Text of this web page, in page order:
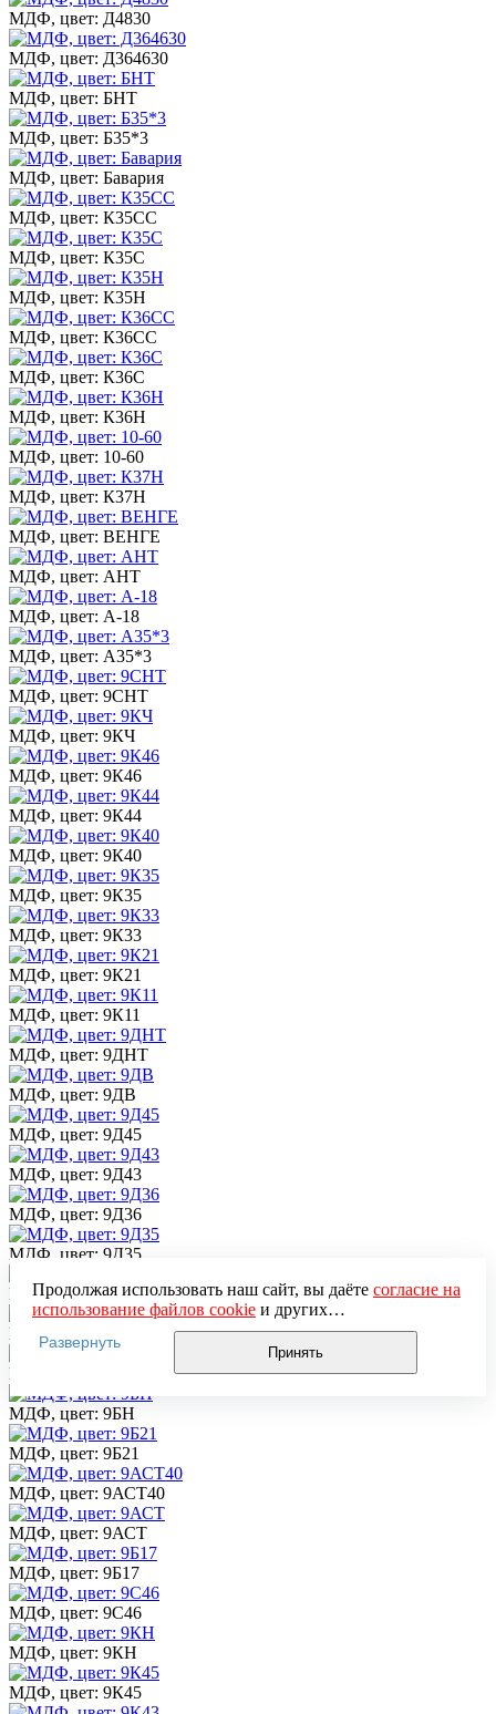
МДФ, цвет: Д4830
МДФ, цвет: Д364630
МДФ, цвет: БНТ
МДФ, цвет: Б35*3
МДФ, цвет: Бавария
МДФ, цвет: К35СС
МДФ, цвет: К35С
МДФ, цвет: К35Н
МДФ, цвет: К36СС
МДФ, цвет: К36С
МДФ, цвет: К36Н
МДФ, цвет: 10-60
МДФ, цвет: К37Н
МДФ, цвет: ВЕНГЕ
МДФ, цвет: АНТ
МДФ, цвет: А-18
МДФ, цвет: А35*3
МДФ, цвет: 9СНТ
МДФ, цвет: 9КЧ
МДФ, цвет: 9К46
МДФ, цвет: 9К44
МДФ, цвет: 9К40
МДФ, цвет: 9К35
МДФ, цвет: 9К33
МДФ, цвет: 9К21
МДФ, цвет: 9К11
МДФ, цвет: 9ДНТ
МДФ, цвет: 9ДВ
МДФ, цвет: 9Д45
МДФ, цвет: 9Д43
МДФ, цвет: 9Д36
МДФ, цвет: 9Д35
МДФ, цвет: 9Д21
МДФ, цвет: 9Д10
МДФ, цвет: 9ФВЛ
МДФ, цвет: 9БН
МДФ, цвет: 9Б21
МДФ, цвет: 9АСТ40
МДФ, цвет: 9АСТ
МДФ, цвет: 9Б17
МДФ, цвет: 9С46
МДФ, цвет: 9КН
МДФ, цвет: 9К45
Продолжая использовать наш сайт, вы даёте согласие на
использование файлов cookieи других
пользовательских данных (включая IP-адрес, сведения о
местоположении, устройстве, действиях на сайте и т. п.)
для функционирования сайта, проведения
использования систем аналитики (например,
Яндекс.Метрика), в соответствии с нашей
обработки персональных данных.
Если вы не хотите, чтобы ваши данные обрабатывались,
настройте ограничения в браузере или покиньте сайт.
Развернуть
Принять